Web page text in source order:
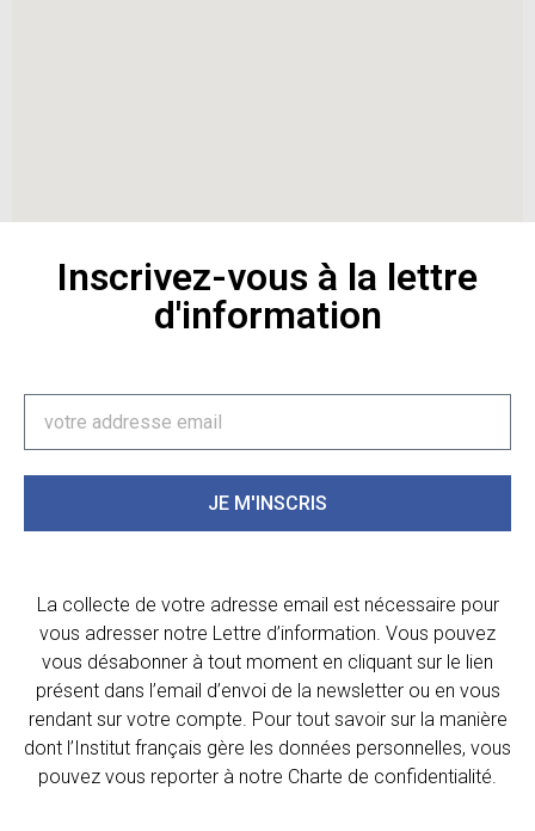
Inscrivez-vous à la lettre
d'information
JE M'INSCRIS
La collecte de votre adresse email est nécessaire pour
vous adresser notre Lettre d’information. Vous pouvez
vous désabonner à tout moment en cliquant sur le lien
présent dans l’email d’envoi de la newsletter ou en vous
rendant sur votre compte. Pour tout savoir sur la manière
dont l’Institut français gère les données personnelles, vous
pouvez vous reporter à notre Charte de confidentialité.